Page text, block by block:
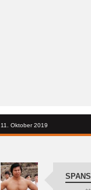
11. Oktober 2019